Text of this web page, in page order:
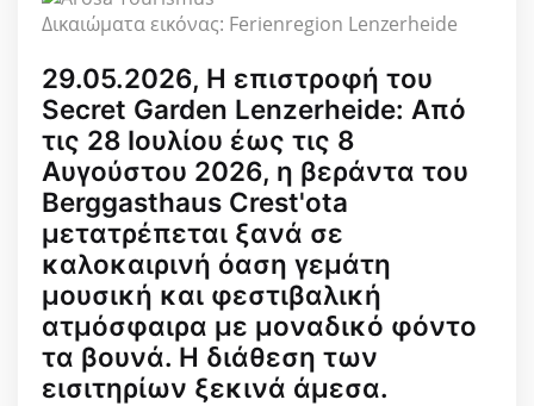
Δικαιώματα εικόνας: Ferienregion Lenzerheide
29.05.2026, Η επιστροφή του
Secret Garden Lenzerheide: Από
τις 28 Ιουλίου έως τις 8
Αυγούστου 2026, η βεράντα του
Berggasthaus Crest'ota
μετατρέπεται ξανά σε
καλοκαιρινή όαση γεμάτη
μουσική και φεστιβαλική
ατμόσφαιρα με μοναδικό φόντο
τα βουνά. Η διάθεση των
εισιτηρίων ξεκινά άμεσα.